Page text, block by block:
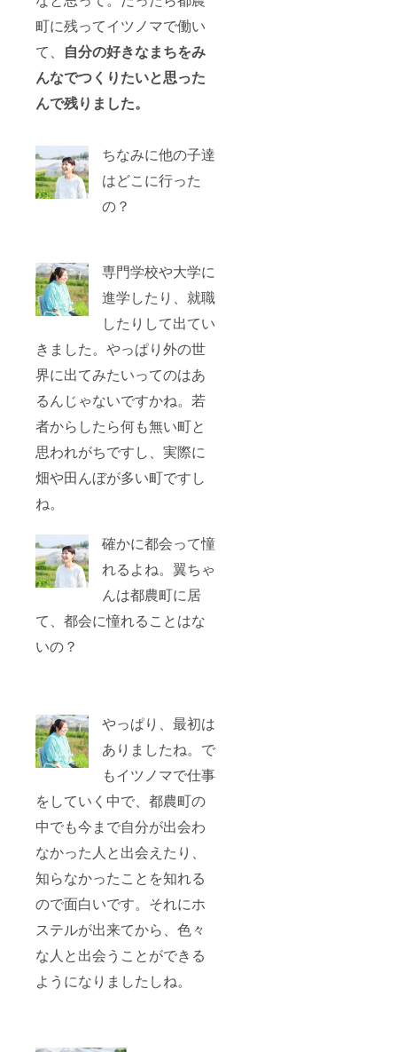
町に残ってイツノマで働い
て、 自分の好きなまちをみ
んなでつくりたいと思った
んで残りました。
ちなみに他の子達
はどこに行った
の？
専門学校や大学に
進学したり、就職
したりして出てい
きました。やっぱり外の世
界に出てみたいってのはあ
るんじゃないですかね。若
者からしたら何も無い町と
思われがちですし、実際に
畑や田んぼが多い町ですし
ね。
確かに都会って憧
れるよね。翼ちゃ
んは都農町に居
て、都会に憧れることはな
いの？
やっぱり、最初は
ありましたね。で
もイツノマで仕事
をしていく中で、都農町の
中でも今まで自分が出会わ
なかった人と出会えたり、
知らなかったことを知れる
ので面白いです。それにホ
ステルが出来てから、色々
な人と出会うことができる
ようになりましたしね。